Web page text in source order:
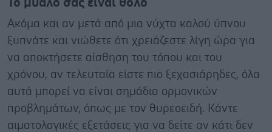
Ακόμα και αν μετά από μια νύχτα καλού ύπνου
ξυπνάτε και νιώθετε ότι χρειάζεστε λίγη ώρα για
να αποκτήσετε αίσθηση του τόπου και του
χρόνου, αν τελευταία είστε πιο ξεχασιάρηδες, όλα
αυτά μπορεί να είναι σημάδια ορμονικών
προβλημάτων, όπως με τον θυρεοειδή. Κάντε
αιματολογικές εξετάσεις για να δείτε αν κάτι δεν